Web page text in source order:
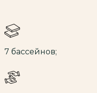
7 бассейнов;